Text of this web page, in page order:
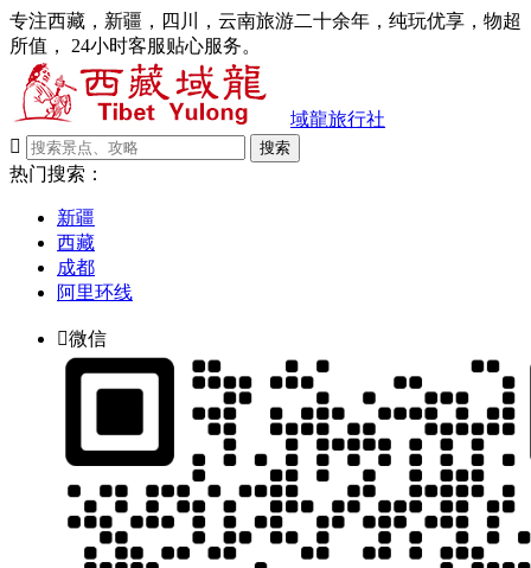
专注西藏，新疆，四川，云南旅游二十余年，纯玩优享，物超
所值， 24小时客服贴心服务。
域龍旅行社

搜索
热门搜索：
新疆
西藏
成都
阿里环线
微信